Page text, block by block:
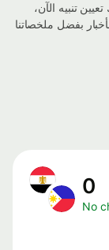
تنبيه الآن،
بفضل ملخصاتنا